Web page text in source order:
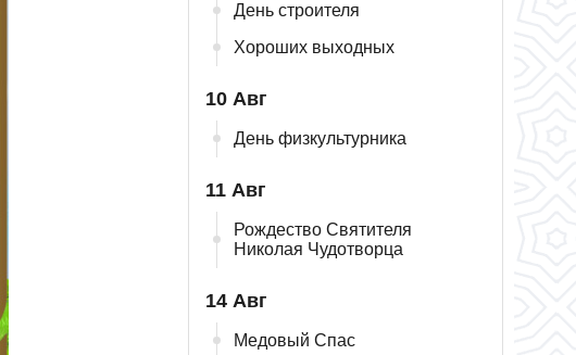
День строителя
Хороших выходных
10 Авг
День физкультурника
11 Авг
Рождество Святителя
Николая Чудотворца
14 Авг
Медовый Спас